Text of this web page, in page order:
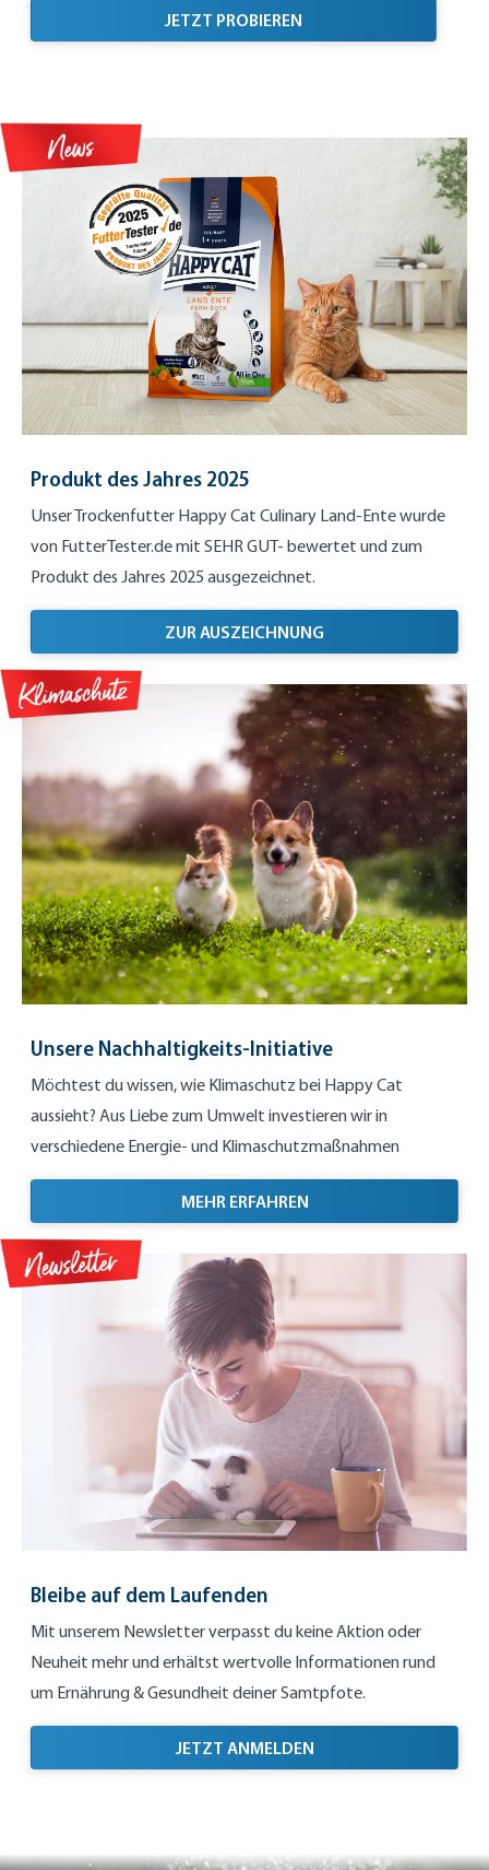
JETZT PROBIEREN
Produkt des Jahres 2025
Unser Trockenfutter Happy Cat Culinary Land-Ente wurde
von FutterTester.de mit SEHR GUT- bewertet und zum
Produkt des Jahres 2025 ausgezeichnet.
ZUR AUSZEICHNUNG
Unsere Nachhaltigkeits-Initiative
Möchtest du wissen, wie Klimaschutz bei Happy Cat
aussieht? Aus Liebe zum Umwelt investieren wir in
verschiedene Energie- und Klimaschutzmaßnahmen
MEHR ERFAHRENUNSERE
Bleibe auf dem Laufenden
Mit unserem Newsletter verpasst du keine Aktion oder
Neuheit mehr und erhältst wertvolle Informationen rund
um Ernährung & Gesundheit deiner Samtpfote.
JETZT ANMELDENBLEIBE AUF DEM